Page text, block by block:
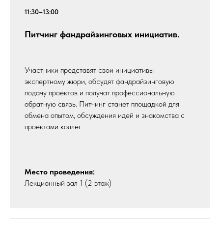
11:30–13:00
Питчинг фандрайзинговых инициатив.
Участники представят свои инициативы
экспертному жюри, обсудят фандрайзинговую
подачу проектов и получат профессиональную
обратную связь. Питчинг станет площадкой для
обмена опытом, обсуждения идей и знакомства с
проектами коллег.
Место проведения:
Лекционный зал 1 (2 этаж)